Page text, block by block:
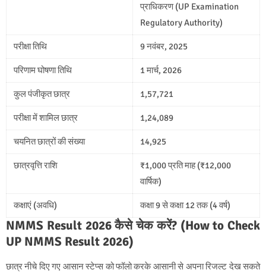
प्राधिकरण (UP Examination
Regulatory Authority)
परीक्षा तिथि 9 नवंबर, 2025
परिणाम घोषणा तिथि 1 मार्च, 2026
कुल पंजीकृत छात्र 1,57,721
परीक्षा में शामिल छात्र 1,24,089
चयनित छात्रों की संख्या 14,925
छात्रवृत्ति राशि
₹1,000 प्रति माह (₹12,000
वार्षिक)
कक्षाएं (अवधि) कक्षा 9 से कक्षा 12 तक (4 वर्ष)
NMMS Result 2026 कैसे चेक करें? (How to Check
UP NMMS Result 2026)
छात्र नीचे दिए गए आसान स्टेप्स को फॉलो करके आसानी से अपना रिजल्ट देख सकते